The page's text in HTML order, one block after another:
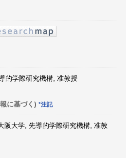
的学際研究機構, 准教授
に基づく) *注記
阪大学, 先導的学際研究機構, 准教